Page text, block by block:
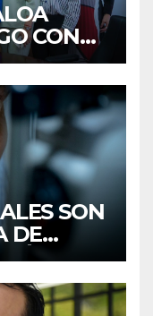
CON
DE
SON
DE